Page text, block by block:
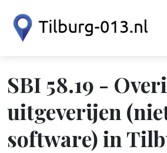
SBI 58.19 -
uitgeverijen
software) in